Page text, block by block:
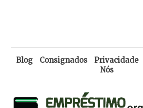
Blog Consignados Privacidade
Nós